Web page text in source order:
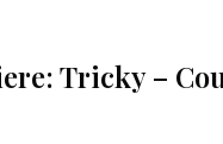
Tricky –